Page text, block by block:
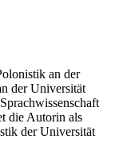
an der
der Universität
die Autorin als
der Universität